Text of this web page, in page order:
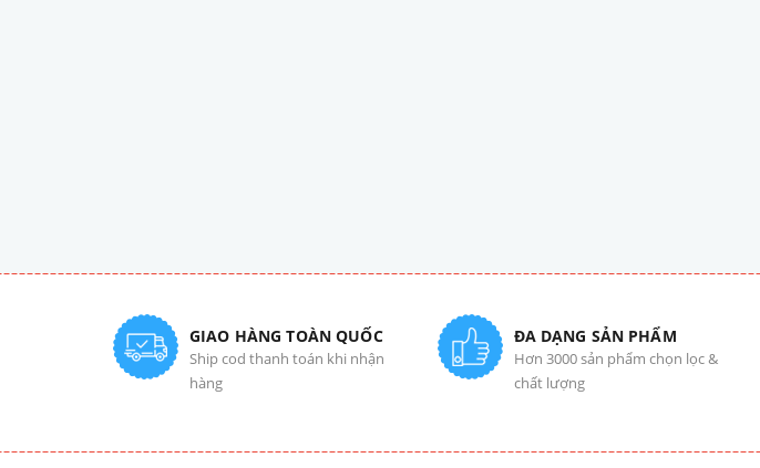
GIAO HÀNG TOÀN QUỐC
Ship cod thanh toán khi nhận
hàng
ĐA DẠNG SẢN PHẨM
Hơn 3000 sản phẩm chọn lọc &
chất lượng